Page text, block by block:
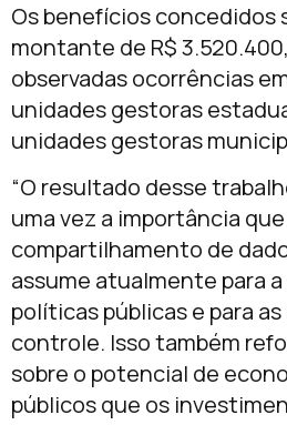
Os benefícios concedidos
montante de R$
observadas ocorrências
unidades gestoras
unidades gestoras
“O resultado desse
uma vez a importância
compartilhamento de
assume atualmente para
políticas públicas e para
controle. Isso também
sobre o potencial de
públicos que os